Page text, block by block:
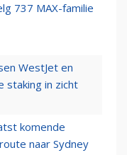
737 MAX-familie
WestJet en
staking in zicht
komende
naar Sydney